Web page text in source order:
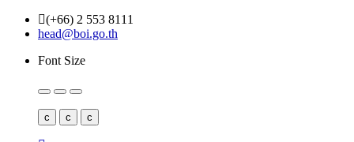
(+66) 2 553 8111
head@boi.go.th
Font Size
c c c